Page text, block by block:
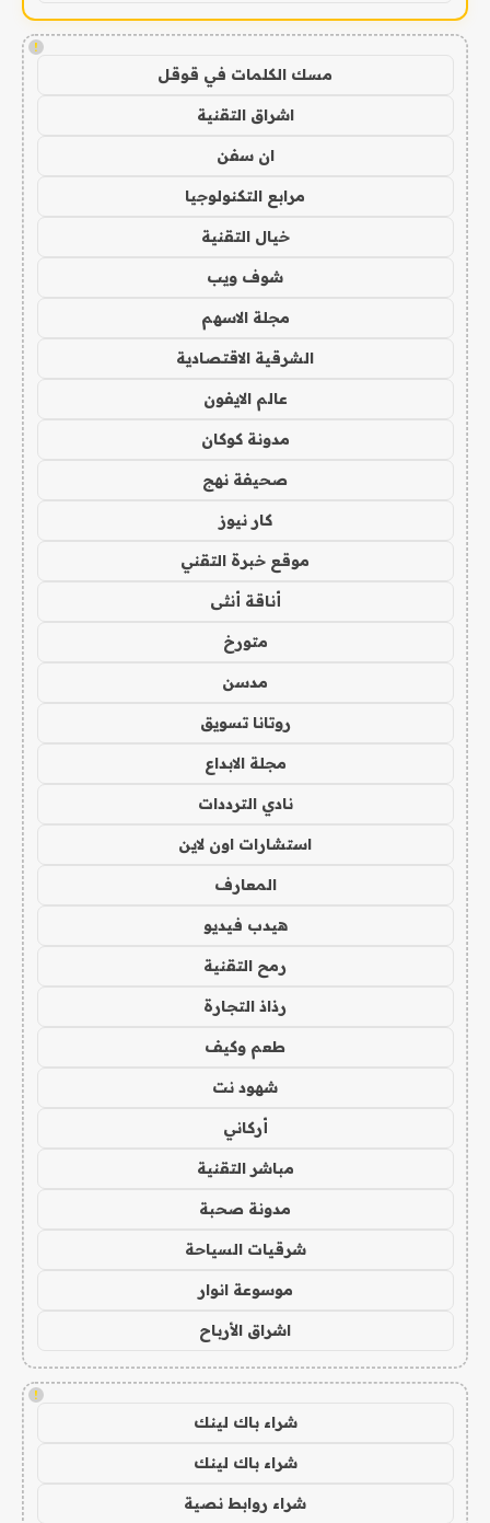
!
مسك الكلمات في قوقل
اشراق التقنية
ان سفن
مرابع التكنولوجيا
خيال التقنية
شوف ويب
مجلة الاسهم
الشرقية الاقتصادية
عالم الايفون
مدونة كوكان
صحيفة نهج
كار نيوز
موقع خبرة التقني
أناقة أنثى
متورخ
مدسن
روتانا تسويق
مجلة الابداع
نادي الترددات
استشارات اون لاين
المعارف
هيدب فيديو
رمح التقنية
رذاذ التجارة
طعم وكيف
شهود نت
أركاني
مباشر التقنية
مدونة صحبة
شرقيات السياحة
موسوعة انوار
اشراق الأرباح
!
شراء باك لينك
شراء باك لينك
شراء روابط نصية